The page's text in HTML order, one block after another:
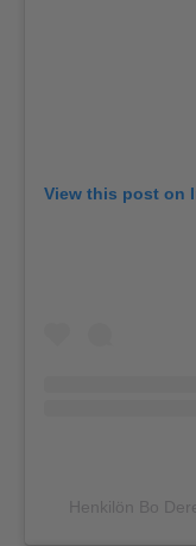
View this post on
Henkilön Bo